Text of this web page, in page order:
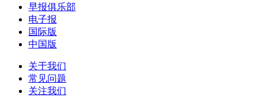
早报俱乐部
电子报
国际版
中国版
关于我们
常见问题
关注我们